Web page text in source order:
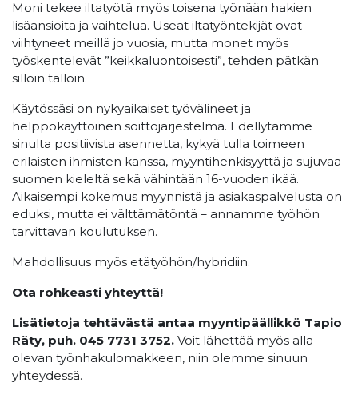
Moni tekee iltatyötä myös toisena työnään hakien
lisäansioita ja vaihtelua. Useat iltatyöntekijät ovat
viihtyneet meillä jo vuosia, mutta monet myös
työskentelevät ”keikkaluontoisesti”, tehden pätkän
silloin tällöin.
Käytössäsi on nykyaikaiset työvälineet ja
helppokäyttöinen soittojärjestelmä. Edellytämme
sinulta positiivista asennetta, kykyä tulla toimeen
erilaisten ihmisten kanssa, myyntihenkisyyttä ja sujuvaa
suomen kieleltä sekä vähintään 16-vuoden ikää.
Aikaisempi kokemus myynnistä ja asiakaspalvelusta on
eduksi, mutta ei välttämätöntä – annamme työhön
tarvittavan koulutuksen.
Mahdollisuus myös etätyöhön/hybridiin.
Ota rohkeasti yhteyttä!
Lisätietoja tehtävästä antaa myyntipäällikkö Tapio
Räty, puh. 045 7731 3752. Voit lähettää myös alla
olevan työnhakulomakkeen, niin olemme sinuun
yhteydessä.